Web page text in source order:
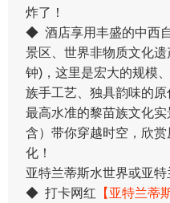
炸了！
◆ 酒店享用丰盛的中西
景区、世界非物质文化
钟)，这里是宏大的规模
族手工艺、独具韵味的
最高水准的黎苗族文化实
含）带你穿越时空，欣
化！
亚特兰蒂斯水世界或亚
◆ 打卡网红 【亚特兰蒂